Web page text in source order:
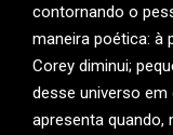
contornando o
maneira poética: à
Corey diminui;
desse universo
apresenta quando,